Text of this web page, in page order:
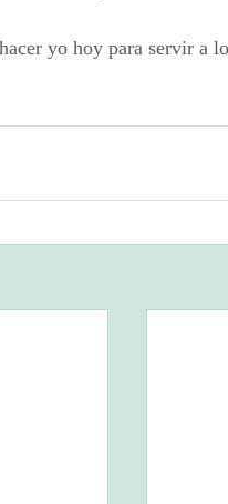
yo hoy para servir a